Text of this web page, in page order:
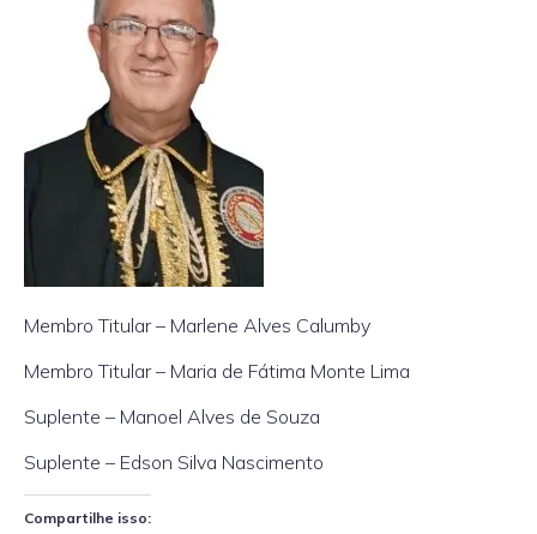
Membro Titular – Marlene Alves Calumby
Membro Titular – Maria de Fátima Monte Lima
Suplente – Manoel Alves de Souza
Suplente – Edson Silva Nascimento
Compartilhe isso: